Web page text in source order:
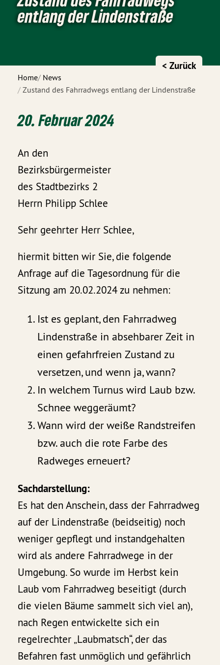
entlang der Lindenstraße
Home News
Zustand des Fahrradwegs entlang der Lindenstraße
< Zurück
20. Februar 2024
An den
Bezirksbürgermeister
des Stadtbezirks 2
Herrn Philipp Schlee
Sehr geehrter Herr Schlee,
hiermit bitten wir Sie, die folgende
Anfrage auf die Tagesordnung für die
Sitzung am 20.02.2024 zu nehmen:
Ist es geplant, den Fahrradweg
Lindenstraße in absehbarer Zeit in
einen gefahrfreien Zustand zu
versetzen, und wenn ja, wann?
In welchem Turnus wird Laub bzw.
Schnee weggeräumt?
Wann wird der weiße Randstreifen
bzw. auch die rote Farbe des
Radweges erneuert?
Sachdarstellung:
Es hat den Anschein, dass der Fahrradweg
auf der Lindenstraße (beidseitig) noch
weniger gepflegt und instandgehalten
wird als andere Fahrradwege in der
Umgebung. So wurde im Herbst kein
Laub vom Fahrradweg beseitigt (durch
die vielen Bäume sammelt sich viel an),
nach Regen entwickelte sich ein
regelrechter „Laubmatsch“, der das
Befahren fast unmöglich und gefährlich